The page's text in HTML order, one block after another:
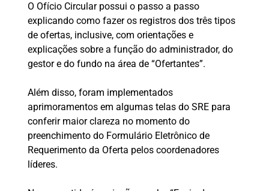
O Ofício Circular possui o passo a passo
explicando como fazer os registros dos três tipos
de ofertas, inclusive, com orientações e
explicações sobre a função do administrador, do
gestor e do fundo na área de “Ofertantes”.
Além disso, foram implementados
aprimoramentos em algumas telas do SRE para
conferir maior clareza no momento do
preenchimento do Formulário Eletrônico de
Requerimento da Oferta pelos coordenadores
líderes.